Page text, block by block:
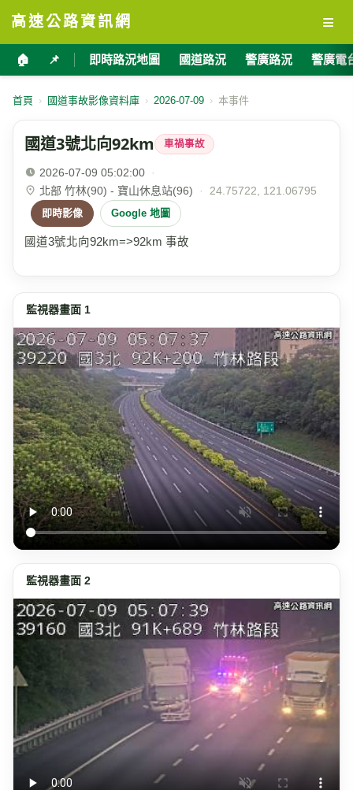
高速公路資訊網 ≡
🏠 📌 即時路況地圖 國道路況 警廣路況 警廣電
首頁 › 國道事故影像資料庫 › 2026-07-09 › 本事件
國道3號北向92km 車禍事故
2026-07-09 05:02:00
·
北部 竹林(90) - 寶山休息站(96)
· 24.75722, 121.06795
即時影像 Google 地圖
國道3號北向92km=>92km 事故
監視器畫面 1
監視器畫面 2